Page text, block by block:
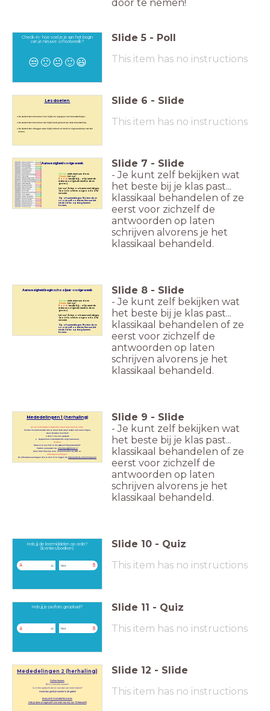
door te nemen!
Check-in- hoe voel je je aan het begin
van je nieuwe schoolweek?
😒 🙁 😐 🙂😃
Slide 5 - Poll
This item has no instructions
Lesdoelen
De student kan benoemen hoe hij/zij om is gegaan met teleurstellingen.
De student kan benoemen wat hij/zij heeft geleerd van deze teleurstelling.
De student kan uitleggen waar hij/zij invloed op heeft en eigenaarschap over kan
nemen.
Slide 6 - Slide
This item has no instructions
A Aanwezigheid vorige week
Groen=niets meer aan doen
Oranje= Let op!
Rood= tandje bij... of je weet de
reden en volgende week is deze
groen :)
Let op! Je kan ook weer snel stijgen.
Geoorloofd en ongeoorloofd
verzuim
Op of aanmerkingen. Noteer deze
voor jezelf zodat we hier aan het
einde vd les op terug kunnen
komen.
Slide 7 - Slide
- Je kunt zelf bekijken wat
het beste bij je klas past...
klassikaal behandelen of ze
eerst voor zichzelf de
antwoorden op laten
schrijven alvorens je het
klassikaal behandeld.
Aanwezigheid begin schooljaar -vorige week
Groen=niets meer aan doen
Oranje= Let op!
Rood= tandje bij... of je weet de
reden en volgende week is deze
groen :)
Let op! Je kan ook weer snel stijgen.
Geoorloofd en ongeoorloofd
verzuim
Op of aanmerkingen. Noteer deze
voor jezelf zodat we hier aan het
einde vd les op terug kunnen
komen.
Slide 8 - Slide
- Je kunt zelf bekijken wat
het beste bij je klas past...
klassikaal behandelen of ze
eerst voor zichzelf de
antwoorden op laten
schrijven alvorens je het
klassikaal behandeld.
Mededelingen 1 (herhaling)
Let op! Onderwijsbenodigheden vanaf deze week op orde!
Zonder licenties boeken kun je vanaf deze week lessen niet meer volgen.
Geen Boeken/ licenties?
deel 2 les: een gesprek.
Gesprek met onderwijsleider volgt (eventuee).
Pasfoto?
Staat er al een foto in het systeem? Representatief?
Pasfoto aanpassen via; albedapas@albeda.nl
Geen foto? Check je mail. Anders melden bij LOB' er.
Albedapas aanvragen:
De Albedapas aanvragen doe je door in te loggen via https://albeda.mijnomnipas.nl/
Slide 9 - Slide
- Je kunt zelf bekijken wat
het beste bij je klas past...
klassikaal behandelen of ze
eerst voor zichzelf de
antwoorden op laten
schrijven alvorens je het
klassikaal behandeld.
Heb jij de leermiddelen op orde?
(licenties/boeken)
A Ja B
Nee
Slide 10 - Quiz
This item has no instructions
Heb jij je pasfoto geüpload?
A Ja B
Nee
Slide 11 - Quiz
This item has no instructions
Mededelingen 2 (herhaling)
Online lessen:
BOA / ONLINE lessen?
Is er een opdracht die je voor dat vak moet maken?
Houd dus goed je rooster in de gaten!
ENQUETE ONDERSTEUNING:
Heb je deze al ingevuld? (zie mail van mij van 18 februari!!)
Slide 12 - Slide
This item has no instructions